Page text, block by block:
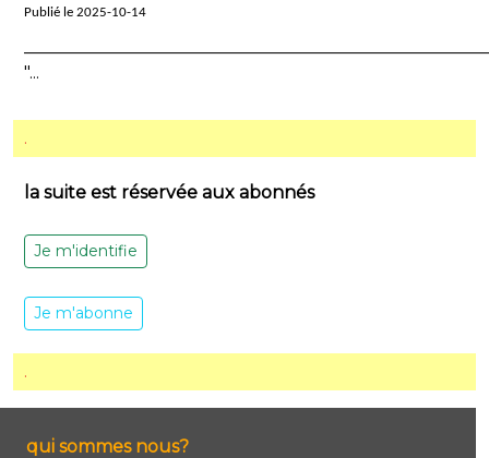
Publié le 2025-10-14
"...
.
la suite est réservée aux abonnés
Je m'identifie
Je m'abonne
.
qui sommes nous?